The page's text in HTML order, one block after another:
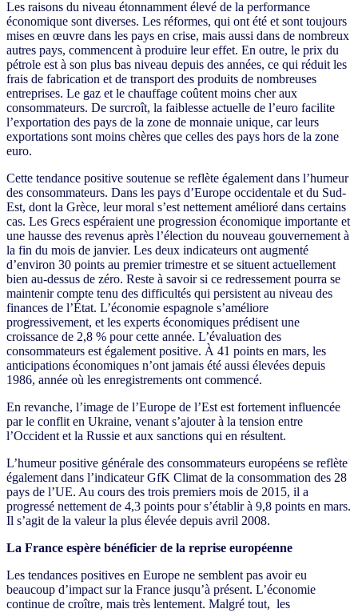
Les raisons du niveau étonnamment élevé de la performance
économique sont diverses. Les réformes, qui ont été et sont toujours
mises en œuvre dans les pays en crise, mais aussi dans de nombreux
autres pays, commencent à produire leur effet. En outre, le prix du
pétrole est à son plus bas niveau depuis des années, ce qui réduit les
frais de fabrication et de transport des produits de nombreuses
entreprises. Le gaz et le chauffage coûtent moins cher aux
consommateurs. De surcroît, la faiblesse actuelle de l’euro facilite
l’exportation des pays de la zone de monnaie unique, car leurs
exportations sont moins chères que celles des pays hors de la zone
euro.
Cette tendance positive soutenue se reflète également dans l’humeur
des consommateurs. Dans les pays d’Europe occidentale et du Sud-
Est, dont la Grèce, leur moral s’est nettement amélioré dans certains
cas. Les Grecs espéraient une progression économique importante et
une hausse des revenus après l’élection du nouveau gouvernement à
la fin du mois de janvier. Les deux indicateurs ont augmenté
d’environ 30 points au premier trimestre et se situent actuellement
bien au-dessus de zéro. Reste à savoir si ce redressement pourra se
maintenir compte tenu des difficultés qui persistent au niveau des
finances de l’État. L’économie espagnole s’améliore
progressivement, et les experts économiques prédisent une
croissance de 2,8 % pour cette année. L’évaluation des
consommateurs est également positive. À 41 points en mars, les
anticipations économiques n’ont jamais été aussi élevées depuis
1986, année où les enregistrements ont commencé.
En revanche, l’image de l’Europe de l’Est est fortement influencée
par le conflit en Ukraine, venant s’ajouter à la tension entre
l’Occident et la Russie et aux sanctions qui en résultent.
L’humeur positive générale des consommateurs européens se reflète
également dans l’indicateur GfK Climat de la consommation des 28
pays de l’UE. Au cours des trois premiers mois de 2015, il a
progressé nettement de 4,3 points pour s’établir à 9,8 points en mars.
Il s’agit de la valeur la plus élevée depuis avril 2008.
La France espère bénéficier de la reprise européenne
Les tendances positives en Europe ne semblent pas avoir eu
beaucoup d’impact sur la France jusqu’à présent. L’économie
continue de croître, mais très lentement. Malgré tout, les